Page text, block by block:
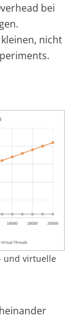
bei
nicht
und virtuelle